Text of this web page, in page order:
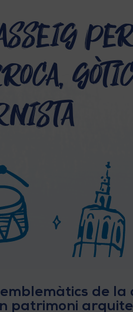
de la
patrimoni